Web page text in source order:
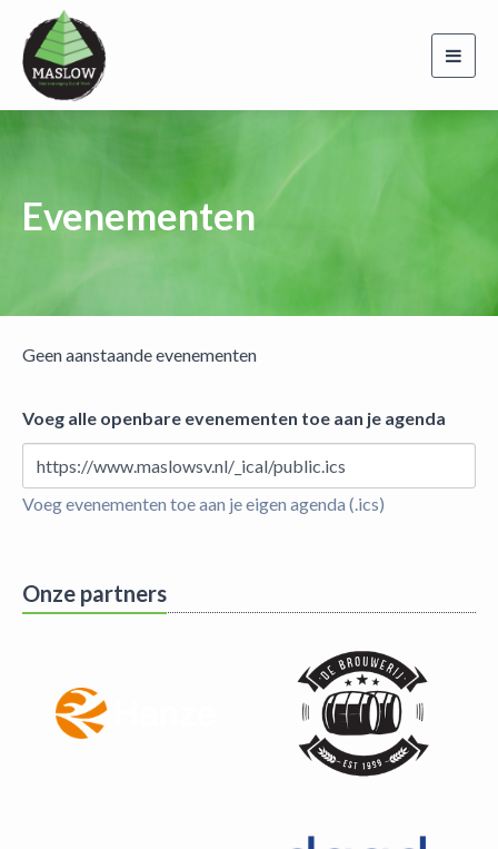
Evenementen
Geen aanstaande evenementen
Voeg alle openbare evenementen toe aan je agenda
https://www.maslowsv.nl/_ical/public.ics
Voeg evenementen toe aan je eigen agenda (.ics)
Onze partners